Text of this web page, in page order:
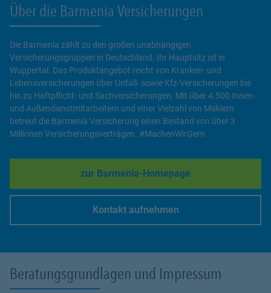
Über die Barmenia Versicherungen
Die Barmenia zählt zu den großen unabhängigen
Versicherungsgruppen in Deutschland. Ihr Hauptsitz ist in
Wuppertal. Das Produktangebot reicht von Kranken- und
Lebensversicherungen über Unfall- sowie Kfz-Versicherungen bis
hin zu Haftpflicht- und Sachversicherungen. Mit über 4.500 Innen-
und Außendienstmitarbeitern und einer Vielzahl von Maklern
betreut die Barmenia Versicherung einen Bestand von über 3
Millionen Versicherungsverträgen. #MachenWirGern
zur Barmenia-Homepage
Link Opens in New Tab
Kontakt aufnehmen
Beratungsgrundlagen und Impressum